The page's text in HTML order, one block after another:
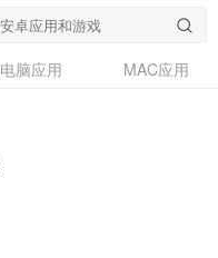
电脑应用
MAC应用